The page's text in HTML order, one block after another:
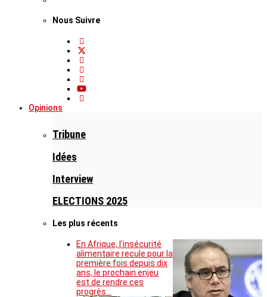
Nous Suivre
Opinions
Tribune
Idées
Interview
ELECTIONS 2025
Les plus récents
En Afrique, l’insécurité
alimentaire recule pour la
première fois depuis dix
ans, le prochain enjeu
est de rendre ces
progrès…